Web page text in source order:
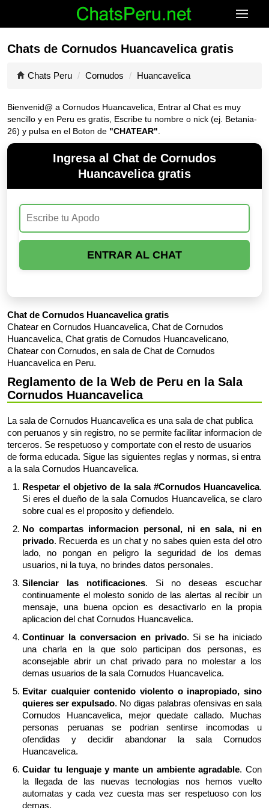
Chats de Cornudos Huancavelica gratis
Chats Peru Cornudos Huancavelica
Bienvenid@ a Cornudos Huancavelica, Entrar al Chat es muy
sencillo y en Peru es gratis, Escribe tu nombre o nick (ej. Betania-
26) y pulsa en el Boton de "CHATEAR"
Ingresa al Chat de Cornudos
Huancavelica gratis
ENTRAR AL CHAT
Chat de Cornudos Huancavelica gratis
Chatear en Cornudos Huancavelica, Chat de Cornudos
Huancavelica, Chat gratis de Cornudos Huancavelicano,
Chatear con Cornudos, en sala de Chat de Cornudos
Huancavelica en Peru.
Reglamento de la Web de Peru en la Sala
Cornudos Huancavelica
La sala de Cornudos Huancavelica es una sala de chat publica
con peruanos y sin registro, no se permite facilitar informacion de
terceros. Se respetuoso y comportate con el resto de usuarios
de forma educada. Sigue las siguientes reglas y normas, si entra
a la sala Cornudos Huancavelica.
Respetar el objetivo de la sala #Cornudos Huancavelica.
Si eres el dueño de la sala Cornudos Huancavelica, se claro
sobre cual es el proposito y defiendelo.
No compartas informacion personal, ni en sala, ni en
privado. Recuerda es un chat y no sabes quien esta del otro
lado, no pongan en peligro la seguridad de los demas
usuarios, ni la tuya, no brindes datos personales.
Silenciar las notificaciones. Si no deseas escuchar
continuamente el molesto sonido de las alertas al recibir un
mensaje, una buena opcion es desactivarlo en la propia
aplicacion del chat Cornudos Huancavelica.
Continuar la conversacion en privado. Si se ha iniciado
una charla en la que solo participan dos personas, es
aconsejable abrir un chat privado para no molestar a los
demas usuarios de la sala Cornudos Huancavelica.
Evitar cualquier contenido violento o inapropiado, sino
quieres ser expulsado. No digas palabras ofensivas en sala
Cornudos Huancavelica, mejor quedate callado. Muchas
personas peruanas se podrian sentirse incomodas u
ofendidas y decidir abandonar la sala Cornudos
Huancavelica.
Cuidar tu lenguaje y mante un ambiente agradable. Con
la llegada de las nuevas tecnologias nos hemos vuelto
automatas y cada vez cuesta mas ser respetuoso con los
demas.